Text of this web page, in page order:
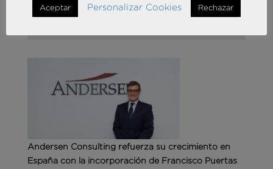
MÁS NOTICIAS SOBRE: ACTUALIDAD
Andersen Consulting refuerza su crecimiento en
España con la incorporación de Francisco Puertas
Aceptar Personalizar Cookies Rechazar